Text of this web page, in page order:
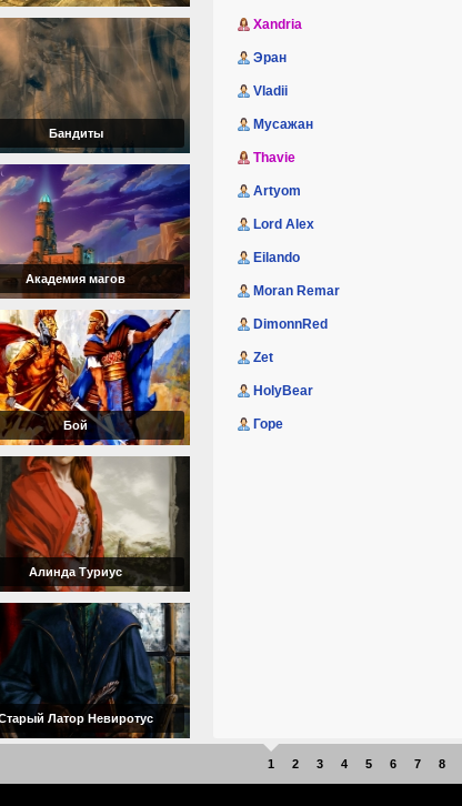
Xandria
Эран
Vladii
Мусажан
Thavie
Artyom
Lord Alex
Eilando
Moran Remar
DimonnRed
Zet
HolyBear
Горе
Бандиты
Академия магов
Бой
Алинда Туриус
Латор Невиротус
1 2 3 4 5 6 7 8